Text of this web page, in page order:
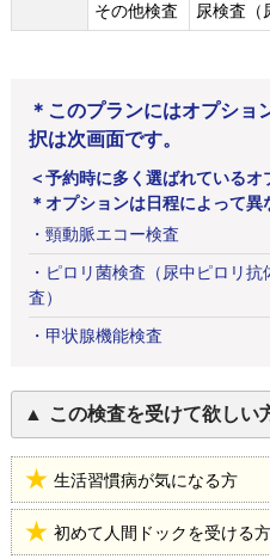
その他検査
尿検査（
＊このプランにはオプショ
択は次画面です。
＜予約時に多く選ばれているオ
＊オプションは日程によって異
・ 頸動脈エコー検査
・ ピロリ菌検査（尿中ピロリ抗
査）
・ 甲状腺機能検査
この検査を受けて欲しい
生活習慣病が気になる方
初めて人間ドックを受ける方